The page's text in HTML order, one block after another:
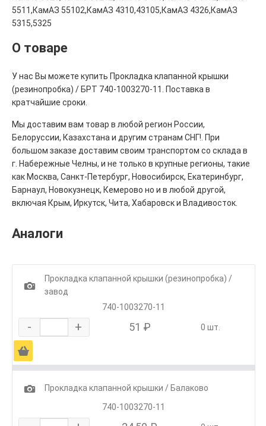
5511,КамАЗ 55102,КамАЗ 4310,43105,КамАЗ 4326,КамАЗ
5315,5325
О товаре
У нас Вы можете купить Прокладка клапанной крышки
(резинопробка) / БРТ 740-1003270-11. Поставка в
кратчайшие сроки.
Мы доставим вам товар в любой регион России,
Белоруссии, Казахстана и другим странам СНГ!. При
большом заказе доставим своим транспортом со склада в
г. Набережные Челны, и не только в крупные регионы, такие
как Москва, Санкт-Петербург, Новосибирск, Екатеринбург,
Барнаул, Новокузнецк, Кемерово но и в любой другой,
включая Крым, Иркутск, Чита, Хабаровск и Владивосток.
Аналоги
1
Прокладка клапанной крышки (резинопробка) /
завод
740-1003270-11
- + 51 ₽ 0 шт.
Ä
1
Прокладка клапанной крышки / Балаково
740-1003270-11